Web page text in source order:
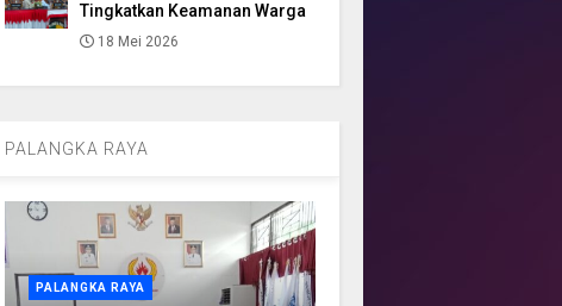
Tingkatkan Keamanan Warga
18 Mei 2026
PALANGKA RAYA
PALANGKA RAYA